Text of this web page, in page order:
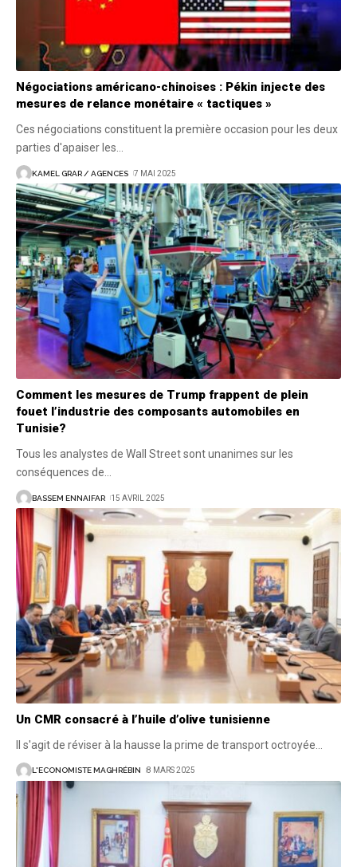
Négociations américano-chinoises : Pékin injecte des
mesures de relance monétaire « tactiques »
Ces négociations constituent la première occasion pour les deux
parties d'apaiser les…
KAMEL GRAR / AGENCES 7 MAI 2025
Comment les mesures de Trump frappent de plein
fouet l’industrie des composants automobiles en
Tunisie?
Tous les analystes de Wall Street sont unanimes sur les
conséquences de
BASSEM ENNAIFAR 15 AVRIL 2025
Un CMR consacré à l’huile d’olive tunisienne
Il s'agit de réviser à la hausse la prime de transport octroyée
L'ECONOMISTE MAGHRÉBIN 8 MARS 2025